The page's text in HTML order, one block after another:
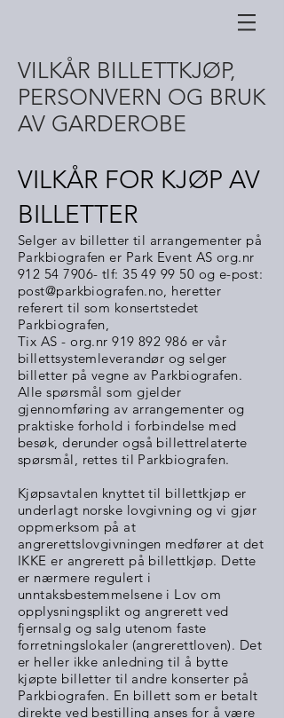
VILKÅR BILLETTKJØP,
PERSONVERN OG BRUK
AV GARDEROBE
VILKÅR FOR KJØP AV
BILLETTER
Selger av billetter til arrangementer på
Parkbiografen er Park Event AS org.nr
912 54 7906- tlf:35 49 99 50 og e-post:
post@parkbiografen.no, heretter
referert til som konsertstedet
Parkbiografen,
Tix AS - org.nr919 892 986 er vår
billettsystemleverandør og selger
billetter på vegne av Parkbiografen.
Alle spørsmål som gjelder
gjennomføring av arrangementer og
praktiske forhold i forbindelse med
besøk, derunder også billettrelaterte
spørsmål, rettes til Parkbiografen.
Kjøpsavtalen knyttet til billettkjøp er
underlagt norske lovgivning og vi gjør
oppmerksom på at
angrerettslovgivningen medfører at det
IKKE er angrerett på billettkjøp. Dette
er nærmere regulert i
unntaksbestemmelsene i Lov om
opplysningsplikt og angrerett ved
fjernsalg og salg utenom faste
forretningslokaler (angrerettloven). Det
er heller ikke anledning til å bytte
kjøpte billetter til andre konserter på
Parkbiografen. En billett som er betalt
direkte ved bestilling anses for å være